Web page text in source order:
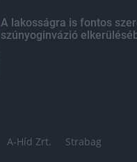
A lakosságra is fontos
szúnyoginvázió
A-Híd Zrt. Strabag